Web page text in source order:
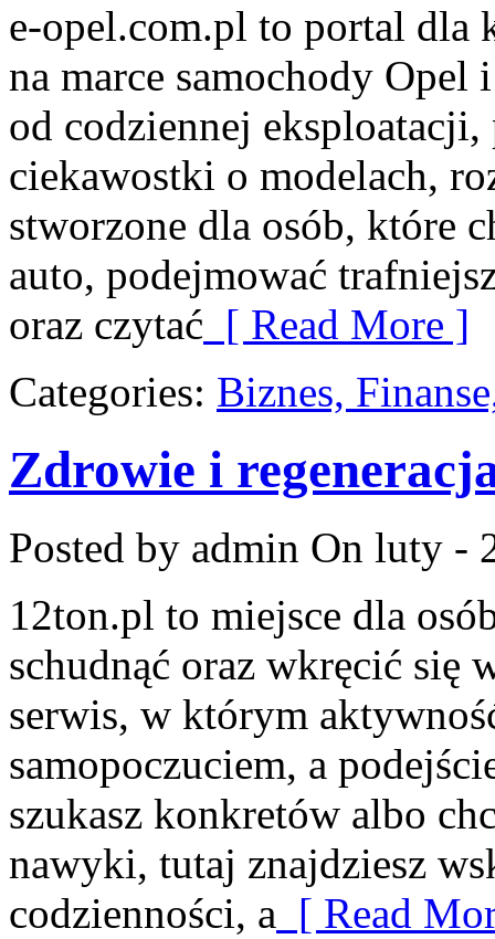
e-opel.com.pl to portal dla
na marce samochody
od codziennej
ciekawostki o modelach,
stworzone dla osób, które
auto, podejmować
oraz czytać [ Read More ]
Categories: Biznes,
Zdrowie i
Posted by admin On luty -
12ton.pl to miejsce dla
schudnąć oraz wkręcić się
serwis, w którym
samopoczuciem, a
szukasz konkretów albo
nawyki, tutaj znajdziesz
codzienności, a [ Read